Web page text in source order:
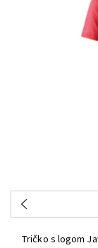
Tričko s logom